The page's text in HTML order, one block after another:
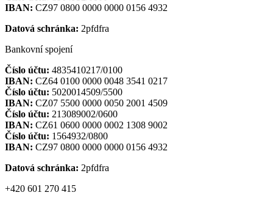
IBAN: CZ97 0800 0000 0000 0156 4932
Datová schránka: 2pfdfra
Bankovní spojení
Číslo účtu: 4835410217/0100
IBAN: CZ64 0100 0000 0048 3541 0217
Číslo účtu: 5020014509/5500
IBAN: CZ07 5500 0000 0050 2001 4509
Číslo účtu: 213089002/0600
IBAN: CZ61 0600 0000 0002 1308 9002
Číslo účtu: 1564932/0800
IBAN: CZ97 0800 0000 0000 0156 4932
Datová schránka: 2pfdfra
+420 601 270 415